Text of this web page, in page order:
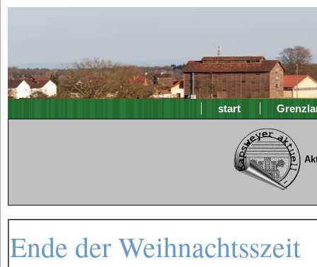
start
Ende der Weihnachtsszeit